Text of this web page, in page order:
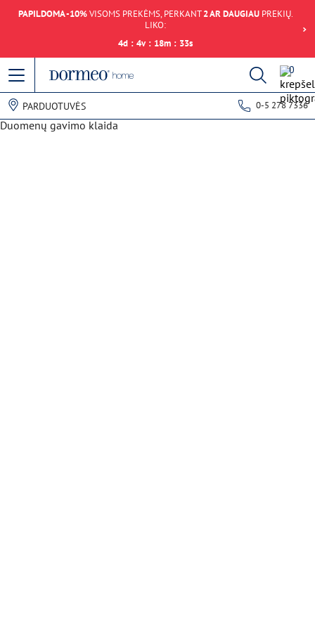
PAPILDOMA -10%VISOMS PREKĖMS, PERKANT2 AR DAUGIAUPREKIŲ.
LIKO:
4d : 4v : 18m : 33s
0
PARDUOTUVĖS 0-5 278 7336
Duomenų gavimo klaida